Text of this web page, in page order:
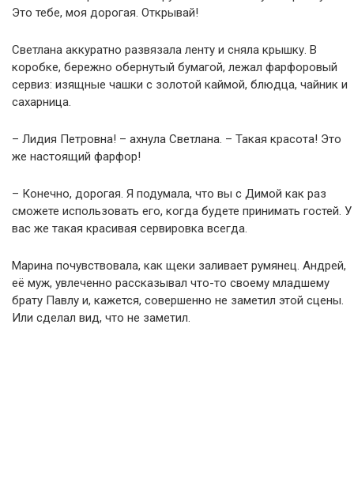
Это тебе, моя дорогая. Открывай!
Светлана аккуратно развязала ленту и сняла крышку. В
коробке, бережно обернутый бумагой, лежал фарфоровый
сервиз: изящные чашки с золотой каймой, блюдца, чайник и
сахарница.
– Лидия Петровна! – ахнула Светлана. – Такая красота! Это
же настоящий фарфор!
– Конечно, дорогая. Я подумала, что вы с Димой как раз
сможете использовать его, когда будете принимать гостей. У
вас же такая красивая сервировка всегда.
Марина почувствовала, как щеки заливает румянец. Андрей,
её муж, увлеченно рассказывал что-то своему младшему
брату Павлу и, кажется, совершенно не заметил этой сцены.
Или сделал вид, что не заметил.